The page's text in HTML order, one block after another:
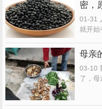
密，
01-31
就开始
她一
上搜
豆居然
豆一
母亲
03-10
了，母